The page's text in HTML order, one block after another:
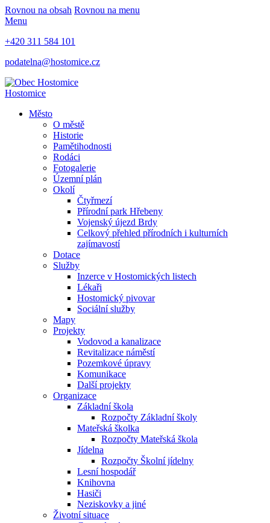
Rovnou na obsah Rovnou na menu
Menu
+420 311 584 101
podatelna@hostomice.cz
Hostomice
Město
O městě
Historie
Pamětihodnosti
Rodáci
Fotogalerie
Územní plán
Okolí
Čtyřmezí
Přírodní park Hřebeny
Vojenský újezd Brdy
Celkový přehled přírodních i kulturních
zajímavostí
Dotace
Služby
Inzerce v Hostomických listech
Lékaři
Hostomický pivovar
Sociální služby
Mapy
Projekty
Vodovod a kanalizace
Revitalizace náměstí
Pozemkové úpravy
Komunikace
Další projekty
Organizace
Základní škola
Rozpočty Základní školy
Mateřská školka
Rozpočty Mateřská škola
Jídelna
Rozpočty Školní jídelny
Lesní hospodář
Knihovna
Hasiči
Neziskovky a jiné
Životní situace